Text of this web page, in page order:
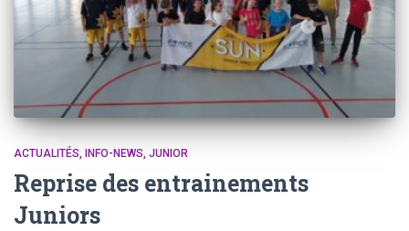
ACTUALITÉS INFO-NEWS JUNIOR
Reprise des entrainements
Juniors